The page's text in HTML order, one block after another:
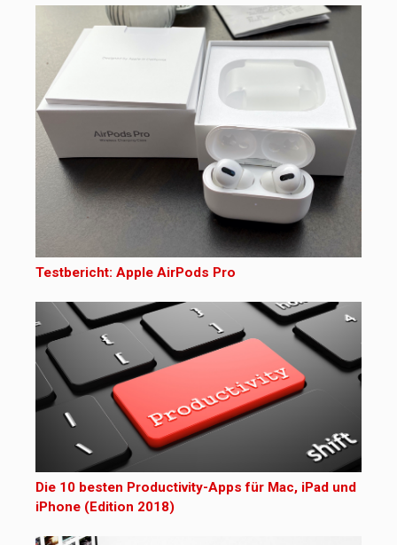
Testbericht: Apple AirPods Pro
Die 10 besten Productivity-Apps für Mac, iPad und
iPhone (Edition 2018)